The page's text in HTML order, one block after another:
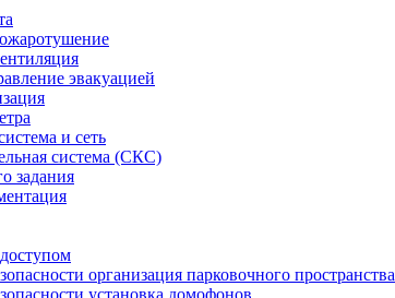
эвакуацией
и сеть
система (СКС)
задания
организация парковочного пространства
установка домофонов